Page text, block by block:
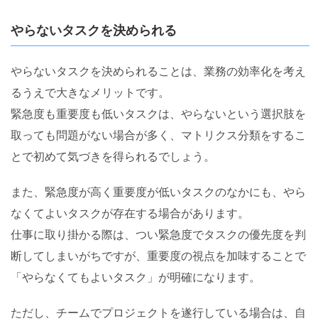
やらないタスクを決められる
やらないタスクを決められることは、業務の効率化を考え
るうえで大きなメリットです。
緊急度も重要度も低いタスクは、やらないという選択肢を
取っても問題がない場合が多く、マトリクス分類をするこ
とで初めて気づきを得られるでしょう。
また、緊急度が高く重要度が低いタスクのなかにも、やら
なくてよいタスクが存在する場合があります。
仕事に取り掛かる際は、つい緊急度でタスクの優先度を判
断してしまいがちですが、重要度の視点を加味することで
「やらなくてもよいタスク」が明確になります。
ただし、チームでプロジェクトを遂行している場合は、自